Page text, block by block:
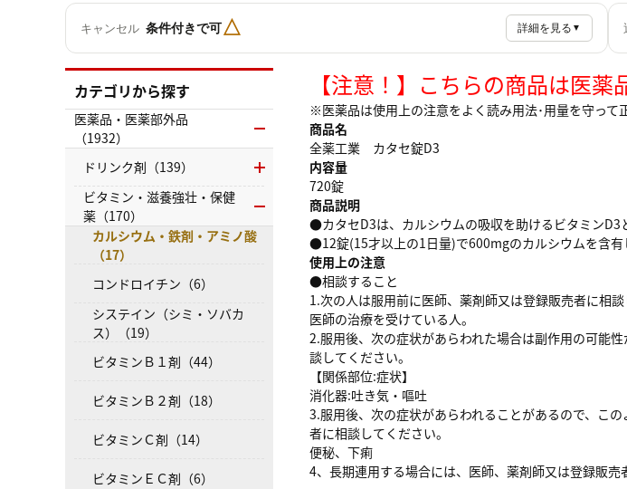
キャンセル 条件付きで可△ 詳細を見る ▼
【注意！】こちらの商品は医薬
※医薬品は使用上の注意をよく読み用法･用量を守って
商品名
全薬工業 カタセ錠D3
内容量
720錠
商品説明
●カタセD3は、カルシウムの吸収を助けるビタミンD3
●12錠(15才以上の1日量)で600mgのカルシウムを含有
使用上の注意
●相談すること
1.次の人は服用前に医師、薬剤師又は登録販売者に相談
医師の治療を受けている人。
2.服用後、次の症状があらわれた場合は副作用の可能
談してください。
【関係部位:症状】
消化器:吐き気・嘔吐
3.服用後、次の症状があらわれることがあるので、こ
者に相談してください。
便秘、下痢
4、長期連用する場合には、医師、薬剤師又は登録販売
カテゴリから探す
医薬品・医薬部外品
（1932）
ドリンク剤（139）
ビタミン・滋養強壮・保健
薬（170）
カルシウム・鉄剤・アミノ酸
（17）
コンドロイチン（6）
システイン（シミ・ソバカ
ス）（19）
ビタミンＢ１剤（44）
ビタミンＢ２剤（18）
ビタミンＣ剤（14）
ビタミンＥＣ剤（6）